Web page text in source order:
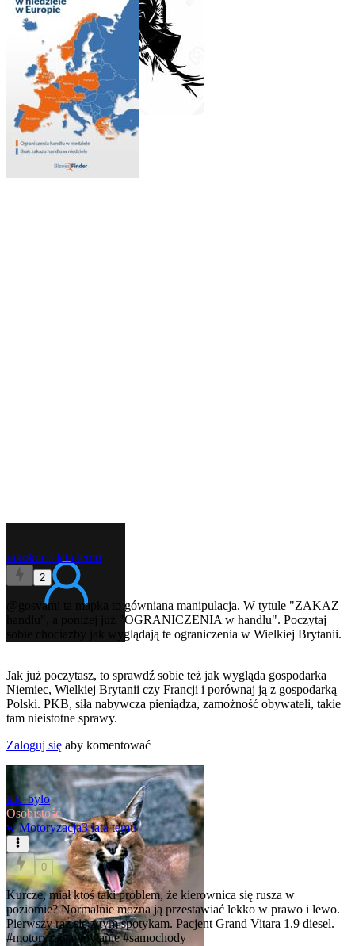
rakokuc3 lata temu
2
@gosvami
ta mapka to gówniana manipulacja. W tytule "ZAKAZ
handlu", a poniżej już "OGRANICZENIA w handlu". Poczytaj
sobie chociażby jak wyglądają te ograniczenia w Wielkiej Brytanii.
Jak już poczytasz, to sprawdź sobie też jak wygląda gospodarka
Niemiec, Wielkiej Brytanii czy Francji i porównaj ją z gospodarką
Polski. PKB, siła nabywcza pieniądza, zamożność obywateli, takie
tam nieistotne sprawy.
Zaloguj się aby komentować
tak_bylo
Osobistość
w Motoryzacja3 lata temu
0
Kurcze, miał ktoś taki problem, że kierownica się rusza w
poziomie? Normalnie można ją przestawiać lekko w prawo i lewo.
Pierwszy raz się z tym spotykam. Pacjent Grand Vitara 1.9 diesel.
#motoryzacja #pytanie #samochody